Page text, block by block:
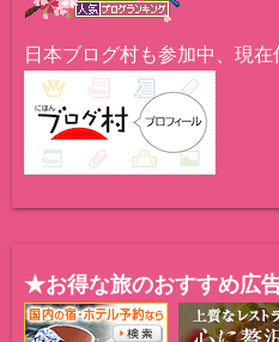
日本ブログ村も参加中、現在
★お得な旅のおすすめ広